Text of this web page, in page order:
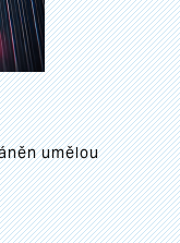
umělou